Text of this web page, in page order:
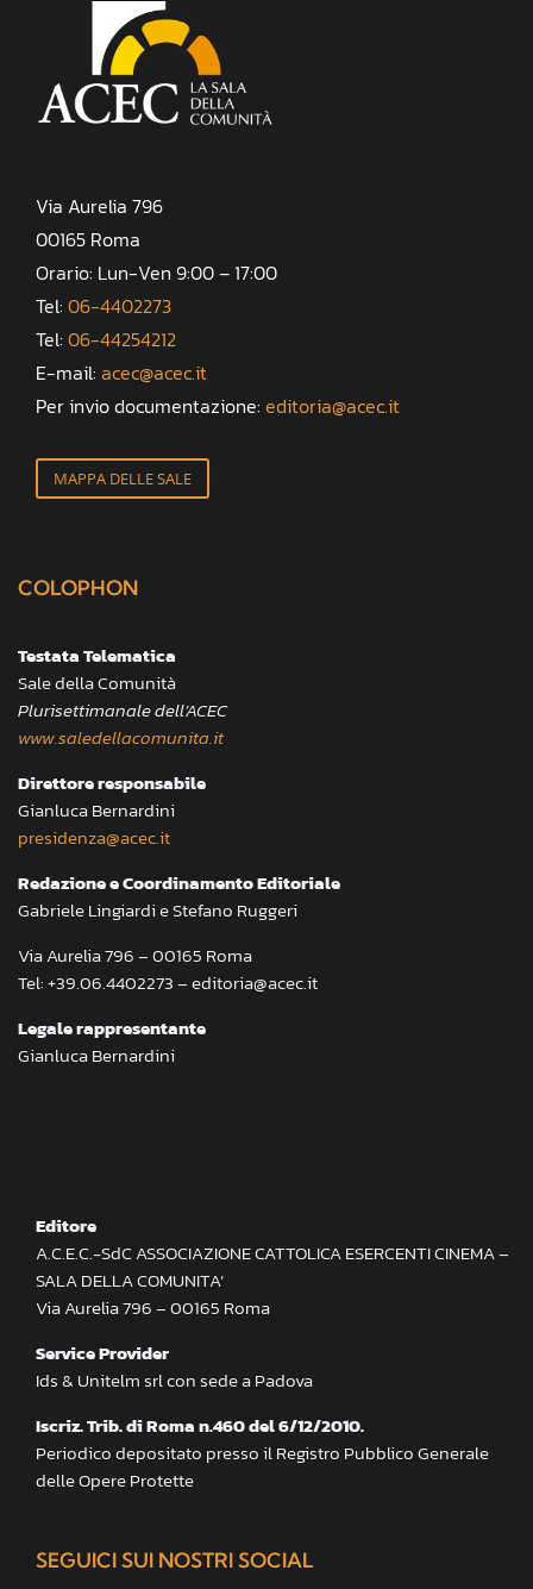
Via Aurelia 796
00165 Roma
Orario: Lun-Ven 9:00 – 17:00
Tel: 06-4402273
Tel: 06-44254212
E-mail: acec@acec.it
Per invio documentazione: editoria@acec.it
MAPPA DELLE SALE
COLOPHON
Testata Telematica
Sale della Comunità
Plurisettimanale dell’ACEC
www.saledellacomunita.it
Direttore responsabile
Gianluca Bernardini
presidenza@acec.it
Redazione e Coordinamento Editoriale
Gabriele Lingiardi e Stefano Ruggeri
Via Aurelia 796 – 00165 Roma
Tel: +39.06.4402273 – editoria@acec.it
Legale rappresentante
Gianluca Bernardini
Editore
A.C.E.C.-SdC ASSOCIAZIONE CATTOLICA ESERCENTI CINEMA –
SALA DELLA COMUNITA’
Via Aurelia 796 – 00165 Roma
Service Provider
Ids & Unitelm srl con sede a Padova
Iscriz. Trib. di Roma n.460 del 6/12/2010.
Periodico depositato presso il Registro Pubblico Generale
delle Opere Protette
SEGUICI SUI NOSTRI SOCIAL